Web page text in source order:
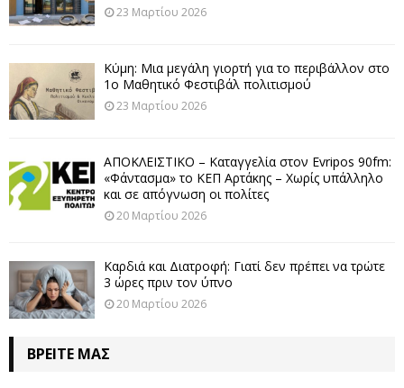
23 Μαρτίου 2026
Κύμη: Μια μεγάλη γιορτή για το περιβάλλον στο
1ο Μαθητικό Φεστιβάλ πολιτισμού
23 Μαρτίου 2026
ΑΠΟΚΛΕΙΣΤΙΚΟ – Καταγγελία στον Evripos 90fm:
«Φάντασμα» το ΚΕΠ Αρτάκης – Χωρίς υπάλληλο
και σε απόγνωση οι πολίτες
20 Μαρτίου 2026
Καρδιά και Διατροφή: Γιατί δεν πρέπει να τρώτε
3 ώρες πριν τον ύπνο
20 Μαρτίου 2026
ΒΡΕΊΤΕ ΜΑΣ